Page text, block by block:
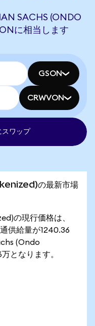
SACHS (ONDO
に相当します
GSON
CRWVON
ワップ
の最新市場
の現行価格は、
供給量が1240.36
(Ondo
となります。